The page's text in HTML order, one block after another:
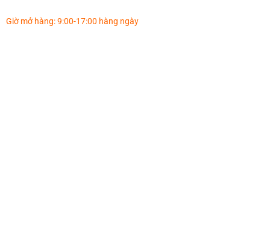
Giờ mở hàng: 9:00-17:00 hàng ngày